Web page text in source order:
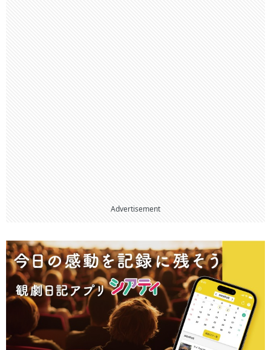
Advertisement